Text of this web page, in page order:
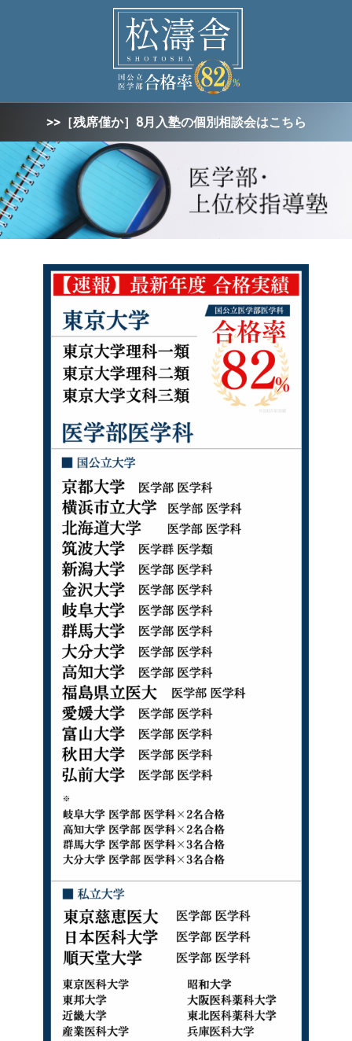
>>［残席僅か］8月入塾の個別相談会はこちら